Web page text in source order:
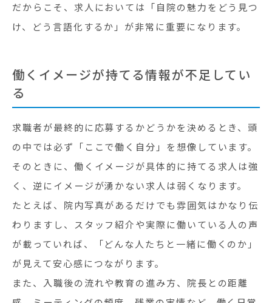
だからこそ、求人においては「自院の魅力をどう見つ
け、どう言語化するか」が非常に重要になります。
働くイメージが持てる情報が不足してい
る
求職者が最終的に応募するかどうかを決めるとき、頭
の中では必ず「ここで働く自分」を想像しています。
そのときに、働くイメージが具体的に持てる求人は強
く、逆にイメージが湧かない求人は弱くなります。
たとえば、院内写真があるだけでも雰囲気はかなり伝
わりますし、スタッフ紹介や実際に働いている人の声
が載っていれば、「どんな人たちと一緒に働くのか」
が見えて安心感につながります。
また、入職後の流れや教育の進み方、院長との距離